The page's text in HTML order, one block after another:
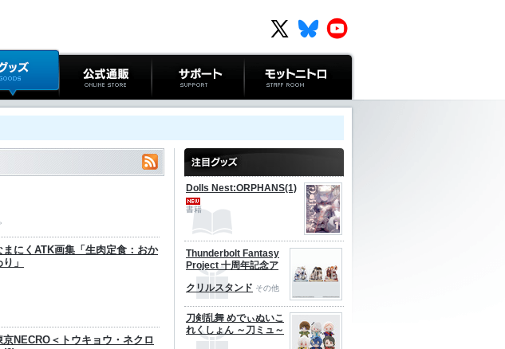
公式通販 サポート モットニトロ
まにくATK画集「生肉定食：おか
」
京NECRO＜トウキョウ・ネクロ
Dolls Nest:ORPHANS(1)
書籍
Thunderbolt Fantasy
Project 十周年記念ア
クリルスタンド その他
刀剣乱舞 めでぃぬいこ
れくしょん ～刀ミュ～